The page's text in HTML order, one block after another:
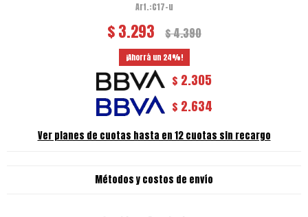
C17-u
$3.293 $4.390
24
$ 2.305
$ 2.634
Ver planes de cuotas hasta en 12 cuotas sin recargo
Métodos y costos de envío